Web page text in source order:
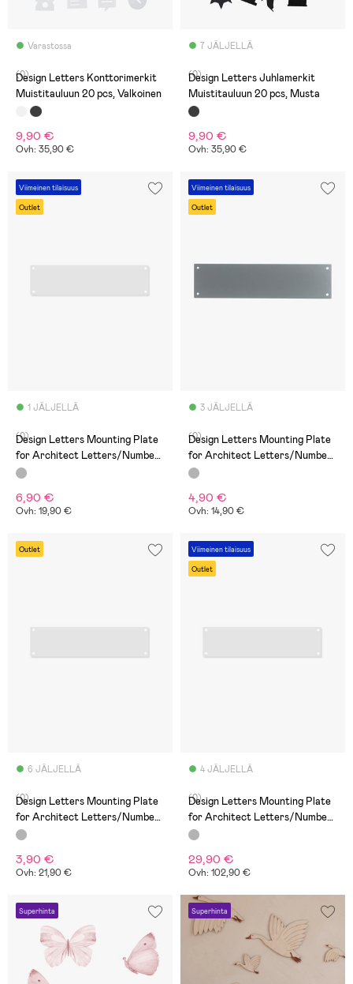
Varastossa
(0)
Design Letters Konttorimerkit
Muistitauluun 20 pcs, Valkoinen
9,90 €
Ovh: 35,90 €
7 JÄLJELLÄ
(0)
Design Letters Juhlamerkit
Muistitauluun 20 pcs, Musta
9,90 €
Ovh: 35,90 €
Viimeinen tilaisuus
Outlet
1 JÄLJELLÄ
(0)
Design Letters Mounting Plate
for Architect Letters/Numbers
70 x 140mm, Grey
6,90 €
Ovh: 19,90 €
Viimeinen tilaisuus
Outlet
3 JÄLJELLÄ
(0)
Design Letters Mounting Plate
for Architect Letters/Numbers
70 x 280mm, Grey
4,90 €
Ovh: 14,90 €
Outlet
6 JÄLJELLÄ
(0)
Design Letters Mounting Plate
for Architect Letters/Numbers
140 x 140mm, Grey
3,90 €
Ovh: 21,90 €
Viimeinen tilaisuus
Outlet
4 JÄLJELLÄ
(0)
Design Letters Mounting Plate
for Architect Letters/Numbers
140 x 210mm, Brass
29,90 €
Ovh: 102,90 €
Superhinta Superhinta